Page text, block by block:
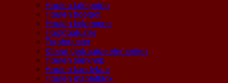
Houten tafelpoten
Houten boolpot
Houten kolommen
Hoofdbaluster
Trapbaluster
Kleine gedraaide elementen
Houten sierknop
Houten kandelaar
Houten mantelklok